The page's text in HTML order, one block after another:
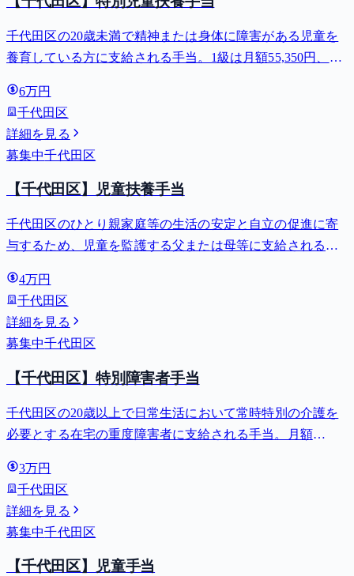
千代田区の20歳未満で精神または身体に障害がある児童を
養育している方に支給される手当。1級は月額55,350円、2
6万円
千代田区
詳細を見る
募集中千代田区
【千代田区】児童扶養手当
千代田区のひとり親家庭等の生活の安定と自立の促進に寄
与するため、児童を監護する父または母等に支給される手
4万円
千代田区
詳細を見る
募集中千代田区
【千代田区】特別障害者手当
千代田区の20歳以上で日常生活において常時特別の介護を
必要とする在宅の重度障害者に支給される手当。月額
3万円
千代田区
詳細を見る
募集中千代田区
【千代田区】児童手当